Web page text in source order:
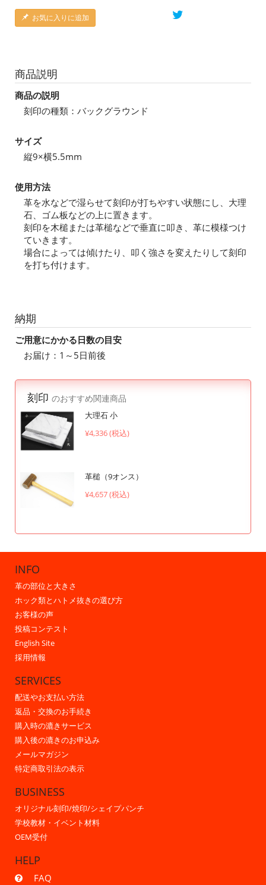
お気に入りに追加
商品説明
商品の説明
刻印の種類：バックグラウンド
サイズ
縦9×横5.5mm
使用方法
革を水などで湿らせて刻印が打ちやすい状態にし、大理
石、ゴム板などの上に置きます。
刻印を木槌または革槌などで垂直に叩き、革に模様つけ
ていきます。
場合によっては傾けたり、叩く強さを変えたりして刻印
を打ち付けます。
納期
ご用意にかかる日数の目安
お届け：1～5日前後
刻印 のおすすめ関連商品
大理石 小
¥4,336 (税込)
革槌（9オンス）
¥4,657 (税込)
INFO
革の部位と大きさ
ホック類とハトメ抜きの選び方
お客様の声
投稿コンテスト
English Site
採用情報
SERVICES
配送やお支払い方法
返品・交換のお手続き
購入時の漉きサービス
購入後の漉きのお申込み
メールマガジン
特定商取引法の表示
BUSINESS
オリジナル刻印/焼印/シェイプパンチ
学校教材・イベント材料
OEM受付
HELP
FAQ